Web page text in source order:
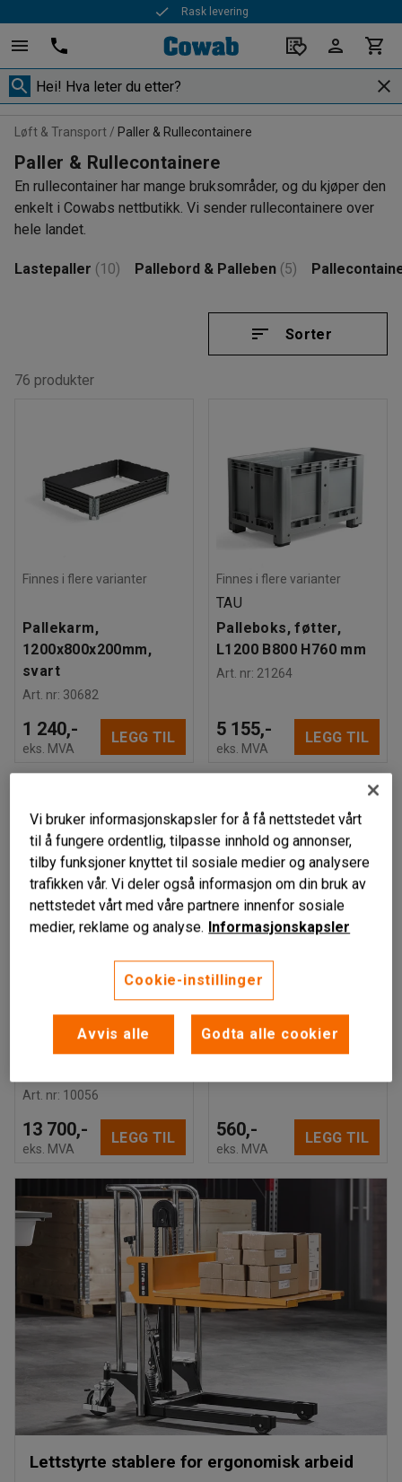
Rask levering
Løft & Transport Paller & Rullecontainere
Paller & Rullecontainere
En rullecontainer har mange bruksområder, og du kjøper den
enkelt i Cowabs nettbutikk. Vi sender rullecontainere over
hele landet.
Lastepaller (10) Pallebord & Palleben (5)
Sorter
76 produkter
Finnes i flere varianter
Pallekarm,
1200x800x200mm,
svart
Art. nr: 30682
1 240,-
eks. MVA
LEGG TIL
Finnes i flere varianter
TAU
Palleboks, føtter,
L1200 B800 H760 mm
Art. nr: 21264
5 155,-
eks. MVA
LEGG TIL
Pallebord med
automatisk
høyderegulering,
Art. nr: 10056
13 700,-
eks. MVA
LEGG TIL
Plastpall,
1200x800x145 mm,
svart
560,-
eks. MVA
LEGG TIL
Lettstyrte stablere for ergonomisk arbeid
Vi bruker informasjonskapsler for å få nettstedet vårt
til å fungere ordentlig, tilpasse innhold og annonser,
tilby funksjoner knyttet til sosiale medier og analysere
trafikken vår. Vi deler også informasjon om din bruk av
nettstedet vårt med våre partnere innenfor sosiale
medier, reklame og analyse. Informasjonskapsler
Cookie-instillinger
Avvis alle Godta alle cookier